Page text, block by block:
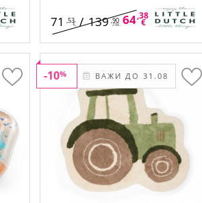
,90
лв. 71 ,53€ /139 ,90
лв. 64,38
€ /125,91
лв.
ВАЖИ ДО 31.08
-10%